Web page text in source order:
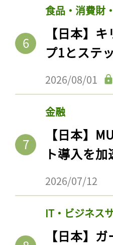
食品・消費財
【日本】
プ1とステ
2026/08/01
金融
【日本】
ト導入を
2026/07/12
IT・ビジネス
【日本】